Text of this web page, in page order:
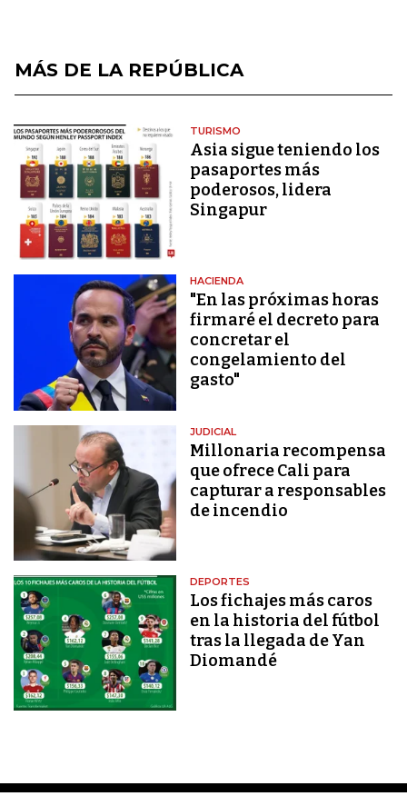
MÁS DE LA REPÚBLICA
TURISMO
Asia sigue teniendo los
pasaportes más
poderosos, lidera
Singapur
HACIENDA
"En las próximas horas
firmaré el decreto para
concretar el
congelamiento del
gasto"
JUDICIAL
Millonaria recompensa
que ofrece Cali para
capturar a responsables
de incendio
DEPORTES
Los fichajes más caros
en la historia del fútbol
tras la llegada de Yan
Diomandé